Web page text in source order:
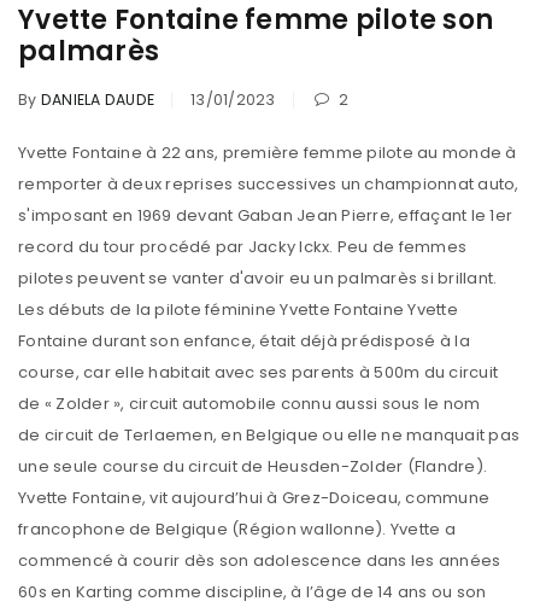
Yvette Fontaine femme pilote son
palmarès
By DANIELA DAUDE 13/01/2023 2
Yvette Fontaine à 22 ans, première femme pilote au monde à
remporter à deux reprises successives un championnat auto,
s'imposant en 1969 devant Gaban Jean Pierre, effaçant le 1er
record du tour procédé par Jacky Ickx. Peu de femmes
pilotes peuvent se vanter d'avoir eu un palmarès si brillant.
Les débuts de la pilote féminine Yvette Fontaine Yvette
Fontaine durant son enfance, était déjà prédisposé à la
course, car elle habitait avec ses parents à 500m du circuit
de « Zolder », circuit automobile connu aussi sous le nom
de circuit de Terlaemen, en Belgique ou elle ne manquait pas
une seule course du circuit de Heusden-Zolder (Flandre).
Yvette Fontaine, vit aujourd’hui à Grez-Doiceau, commune
francophone de Belgique (Région wallonne). Yvette a
commencé à courir dès son adolescence dans les années
60s en Karting comme discipline, à l’âge de 14 ans ou son